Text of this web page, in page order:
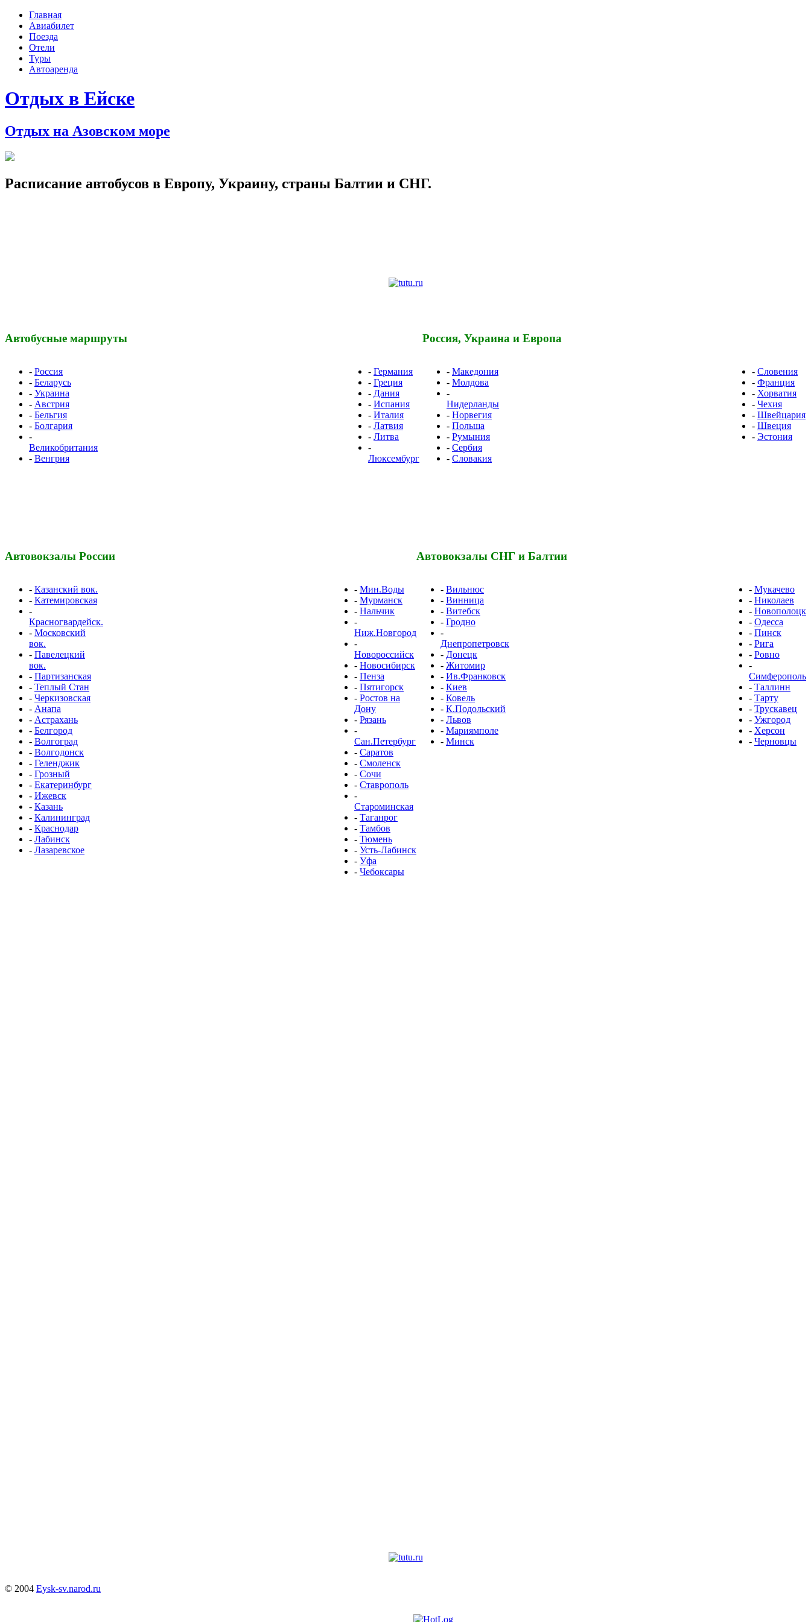
Главная
Авиабилет
Поезда
Отели
Туры
Автоаренда
Отдых в Ейске
Отдых на Азовском море
Расписание автобусов в Европу, Украину, страны Балтии и СНГ.
Автобусные маршруты
- Россия
- Беларусь
- Украина
- Австрия
- Бельгия
- Болгария
-
Великобритания
- Венгрия
- Германия
- Греция
- Дания
- Испания
- Италия
- Латвия
- Литва
-
Люксембург
Россия, Украина и Европа
- Македония
- Молдова
-
Нидерланды
- Норвегия
- Польша
- Румыния
- Сербия
- Словакия
- Словения
- Франция
- Хорватия
- Чехия
- Швейцария
- Швеция
- Эстония
Автовокзалы России
- Казанский вок.
- Катемировская
-
Красногвардейск.
- Московский
вок.
- Павелецкий
вок.
- Партизанская
- Теплый Стан
- Черкизовская
- Анапа
- Астрахань
- Белгород
- Волгоград
- Волгодонск
- Геленджик
- Грозный
- Екатеринбург
- Ижевск
- Казань
- Калининград
- Краснодар
- Лабинск
- Лазаревское
- Мин.Воды
- Мурманск
- Нальчик
-
Ниж.Новгород
-
Новороссийск
- Новосибирск
- Пенза
- Пятигорск
- Ростов на
Дону
- Рязань
-
Сан.Петербург
- Саратов
- Смоленск
- Сочи
- Ставрополь
-
Староминская
- Таганрог
- Тамбов
- Тюмень
- Усть-Лабинск
- Уфа
- Чебоксары
Автовокзалы СНГ и Балтии
- Вильнюс
- Винница
- Витебск
- Гродно
-
Днепропетровск
- Донецк
- Житомир
- Ив.Франковск
- Киев
- Ковель
- К.Подольский
- Львов
- Мариямполе
- Минск
- Мукачево
- Николаев
- Новополоцк
- Одесса
- Пинск
- Рига
- Ровно
-
Симферополь
- Таллинн
- Тарту
- Трускавец
- Ужгород
- Херсон
- Черновцы
© 2004 Eysk-sv.narod.ru